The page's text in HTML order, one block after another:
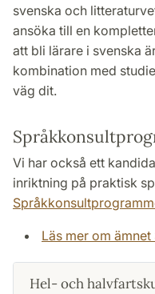
svenska och
ansöka till en
att bli lärare i svenska
kombination med
väg dit.
Vi har också ett
inriktning på praktisk
Läs mer om ämnet
Hel- och